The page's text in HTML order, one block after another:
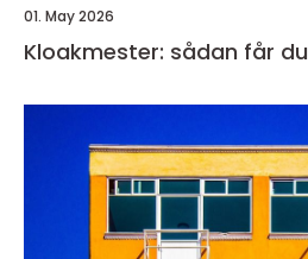
01. May 2026
Kloakmester: sådan får